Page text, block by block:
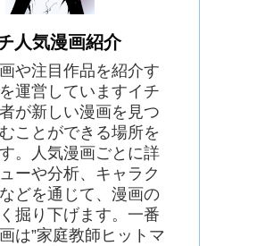
人気漫画紹介
や注目作品を紹介す
運営していますイチ
が新しい漫画を見つ
ことができる場所を
。人気漫画ごとに詳
ーや分析、キャラク
どを通じて、漫画の
掘り下げます。一番
は”家庭教師ヒットマ